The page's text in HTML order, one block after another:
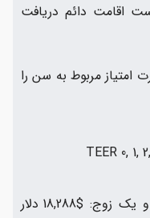
اقامت دائم دریافت
این صورت امتیاز مربوط به سن را
✓ تمکن مالی (فرد مجرد $14,690 و یک زوج: $18,288 دلار